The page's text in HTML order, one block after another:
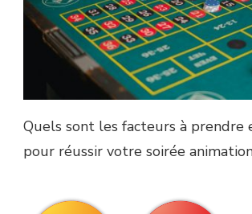
Quels sont les facteurs à prendre
pour réussir votre soirée